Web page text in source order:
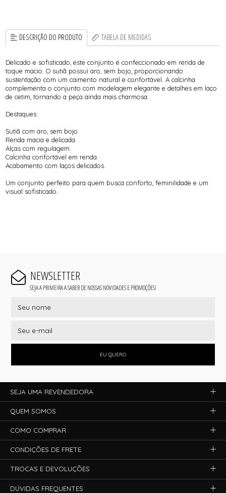
DESCRIÇÃO DO PRODUTO TABELA DE MEDIDAS
Delicado e sofisticado, este conjunto é confeccionado em renda de
toque macio. O sutiã possui aro, sem bojo, proporcionando
sustentação com um caimento natural e confortável. A calcinha
complementa o conjunto com modelagem elegante e detalhes em laço
de cetim, tornando a peça ainda mais charmosa.
Destaques:
Sutiã com aro, sem bojo.
Renda macia e delicada.
Alças com regulagem.
Calcinha confortável em renda.
Acabamento com laços delicados.
Um conjunto perfeito para quem busca conforto, feminilidade e um
visual sofisticado.
NEWSLETTER
SEJA A PRIMEIRA A SABER DE NOSSAS NOVIDADES E PROMOÇÕES!
EU QUERO
SEJA UMA REVENDEDORA
QUEM SOMOS
COMO COMPRAR
CONDIÇÕES DE FRETE
TROCAS E DEVOLUÇÕES
DÚVIDAS FREQUENTES